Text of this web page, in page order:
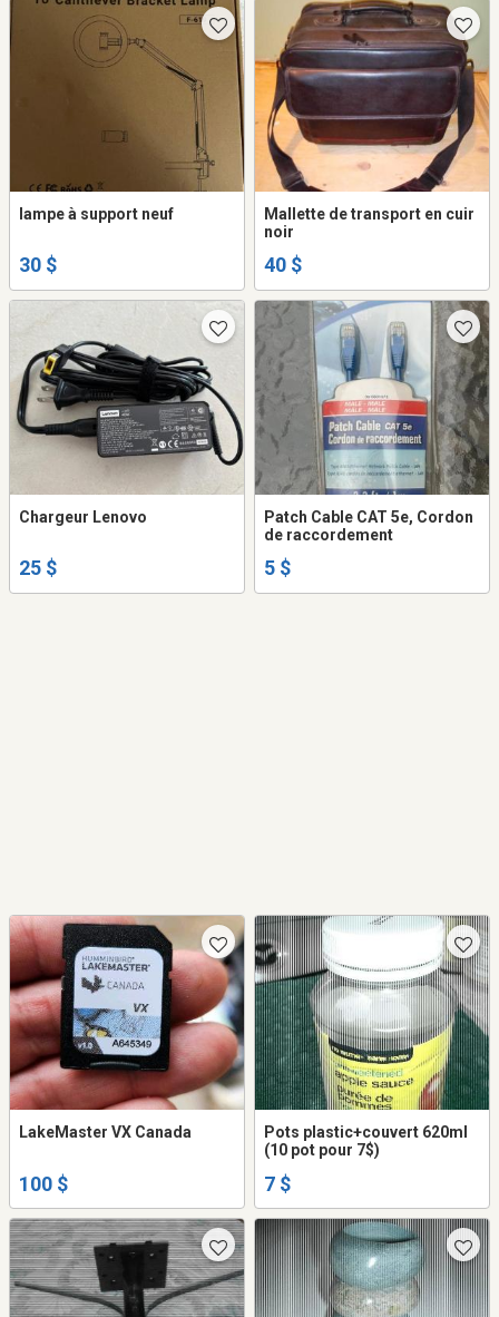
lampe à support neuf
30 $
Mallette de transport en cuir
noir
40 $
Chargeur Lenovo
25 $
Patch Cable CAT 5e, Cordon
de raccordement
5 $
LakeMaster VX Canada
100 $
Pots plastic+couvert 620ml
(10 pot pour 7$)
7 $